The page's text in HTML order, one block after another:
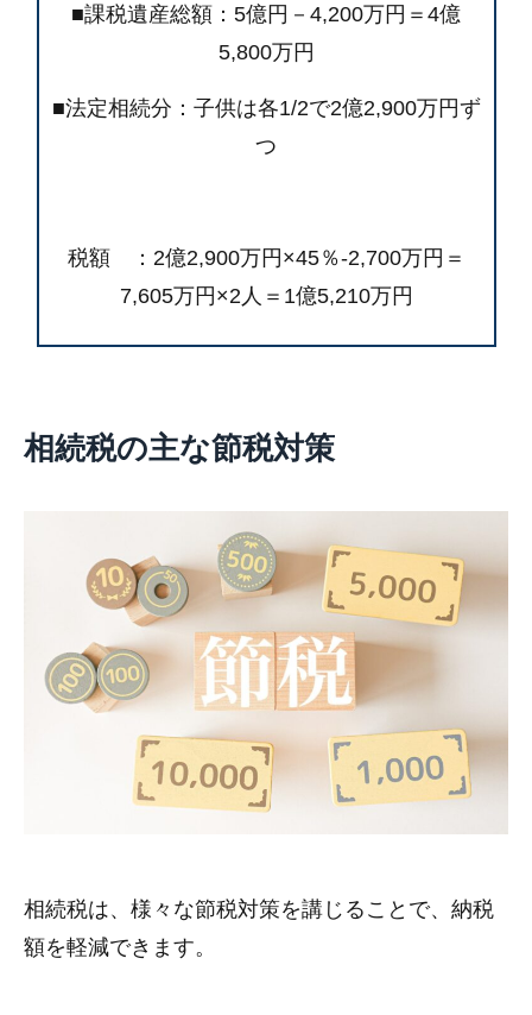
■課税遺産総額：5億円－4,200万円＝4億
5,800万円
■法定相続分：子供は各1/2で2億2,900万円ず
つ
税額 ：2億2,900万円×45％-2,700万円＝
7,605万円×2人＝1億5,210万円
相続税の主な節税対策
相続税は、様々な節税対策を講じることで、納税
額を軽減できます。